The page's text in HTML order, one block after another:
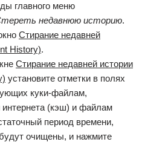
главного меню
недавнюю историю.
Стирание недавней
History).
Стирание недавней истории
установите отметки в полях
куки-файлам,
(кэш) и файлам
период времени,
очищены, и нажмите